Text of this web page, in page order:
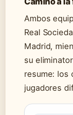
Ambos
Real
Madrid,
su
resume: los
jugadores